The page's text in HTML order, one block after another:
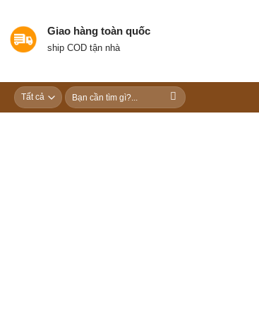
Giao hàng toàn quốc
ship COD tận nhà
Tìm
kiếm: